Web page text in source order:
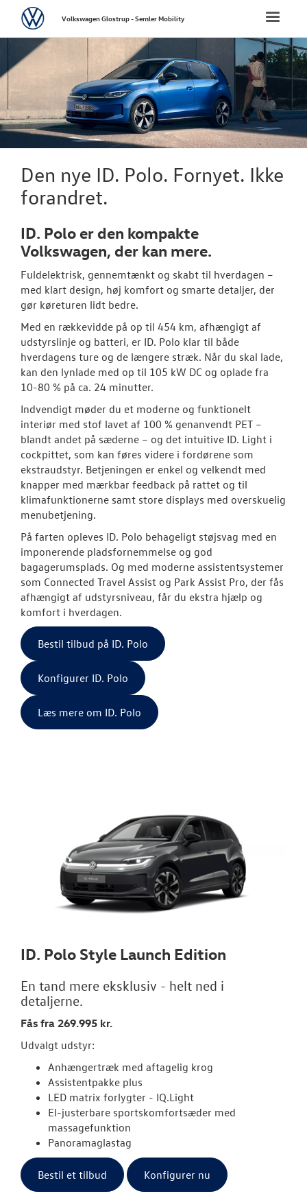
FORSIDE
NYE
Bestil
Byg din
Elektrisk
ID.3 Neo
ID.4
T-Roc
ID. Buzz
Aktuelle
ID. Polo
TILBEHØR
RESERVEDELE
Toggle
VolkswagenVolkswagen Glostrup - Semler Mobility
Den nye ID. Polo. Fornyet. Ikke
forandret.
ID. Polo er den kompakte
Volkswagen, der kan mere.
Fuldelektrisk, gennemtænkt og skabt til hverdagen –
med klart design, høj komfort og smarte detaljer, der
gør køreturen lidt bedre.
Med en rækkevidde på op til 454 km, afhængigt af
udstyrslinje og batteri, er ID. Polo klar til både
hverdagens ture og de længere stræk. Når du skal lade,
kan den lynlade med op til 105 kW DC og oplade fra
10-80 % på ca. 24 minutter.
Indvendigt møder du et moderne og funktionelt
interiør med stof lavet af 100 % genanvendt PET –
blandt andet på sæderne – og det intuitive ID. Light i
cockpittet, som kan føres videre i fordørene som
ekstraudstyr. Betjeningen er enkel og velkendt med
knapper med mærkbar feedback på rattet og til
klimafunktionerne samt store displays med overskuelig
menubetjening.
På farten opleves ID. Polo behageligt støjsvag med en
imponerende pladsfornemmelse og god
bagagerumsplads. Og med moderne assistentsystemer
som Connected Travel Assist og Park Assist Pro, der fås
afhængigt af udstyrsniveau, får du ekstra hjælp og
komfort i hverdagen.
Bestil tilbud på ID. Polo
Konfigurer ID. Polo
Læs mere om ID. Polo
ID. Polo Style Launch Edition
En tand mere eksklusiv - helt ned i
detaljerne.
Fås fra 269.995 kr.
Udvalgt udstyr:
Anhængertræk med aftagelig krog
Assistentpakke plus
LED matrix forlygter - IQ.Light
El-justerbare sportskomfortsæder med
massagefunktion
Panoramaglastag
Bestil et tilbud Konfigurer nu